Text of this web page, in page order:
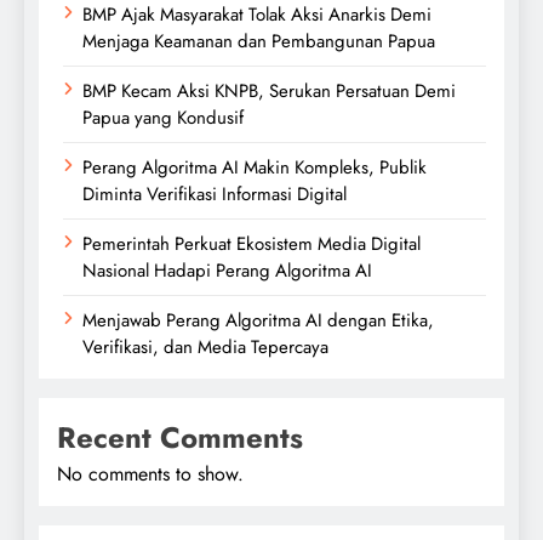
BMP Ajak Masyarakat Tolak Aksi Anarkis Demi
Menjaga Keamanan dan Pembangunan Papua
BMP Kecam Aksi KNPB, Serukan Persatuan Demi
Papua yang Kondusif
Perang Algoritma AI Makin Kompleks, Publik
Diminta Verifikasi Informasi Digital
Pemerintah Perkuat Ekosistem Media Digital
Nasional Hadapi Perang Algoritma AI
Menjawab Perang Algoritma AI dengan Etika,
Verifikasi, dan Media Tepercaya
Recent Comments
No comments to show.